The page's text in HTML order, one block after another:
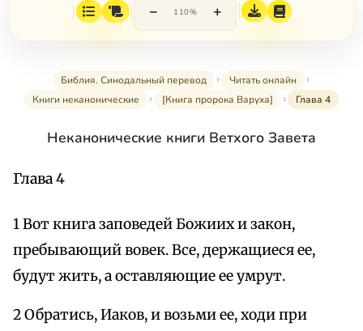
− 110% +
Библия. Синодальный перевод
Читать онлайн
Книги неканонические
[Книга пророка Варуха] Глава 4
Неканонические книги Ветхого Завета
Глава 4
1 Вот книга заповедей Божиих и закон,
пребывающий вовек. Все, держащиеся ее,
будут жить, а оставляющие ее умрут.
2 Обратись, Иаков, и возьми ее, ходи при